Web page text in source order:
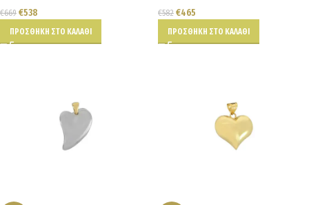
€669 €538
ΠΡΟΣΘΉΚΗ ΣΤΟ ΚΑΛΆΘΙ
€582 €465
ΠΡΟΣΘΉΚΗ ΣΤΟ ΚΑΛΆΘΙ